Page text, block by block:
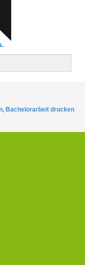
Bachelorarbeit drucken